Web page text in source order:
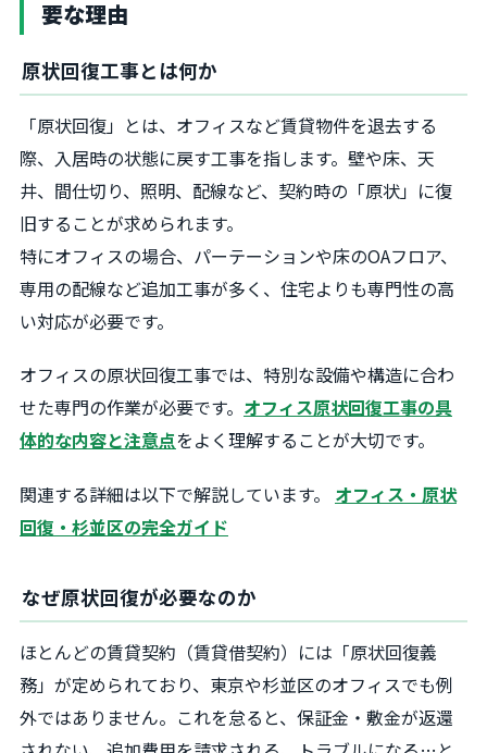
要な理由
原状回復工事とは何か
「原状回復」とは、オフィスなど賃貸物件を退去する
際、入居時の状態に戻す工事を指します。壁や床、天
井、間仕切り、照明、配線など、契約時の「原状」に復
旧することが求められます。
特にオフィスの場合、パーテーションや床のOAフロア、
専用の配線など追加工事が多く、住宅よりも専門性の高
い対応が必要です。
オフィスの原状回復工事では、特別な設備や構造に合わ
せた専門の作業が必要です。 オフィス原状回復工事の具
体的な内容と注意点をよく理解することが大切です。
関連する詳細は以下で解説しています。 オフィス・原状
回復・杉並区の完全ガイド
なぜ原状回復が必要なのか
ほとんどの賃貸契約（賃貸借契約）には「原状回復義
務」が定められており、東京や杉並区のオフィスでも例
外ではありません。これを怠ると、保証金・敷金が返還